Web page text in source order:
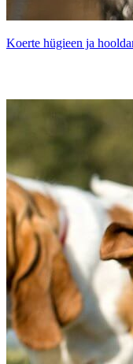
Koerte hügieen ja